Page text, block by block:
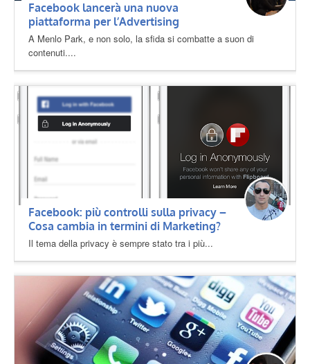
Facebook lancerà una nuova
piattaforma per l’Advertising
A Menlo Park, e non solo, la sfida si combatte a suon di
contenuti....
Facebook: più controlli sulla privacy –
Cosa cambia in termini di Marketing?
Il tema della privacy è sempre stato tra i più...